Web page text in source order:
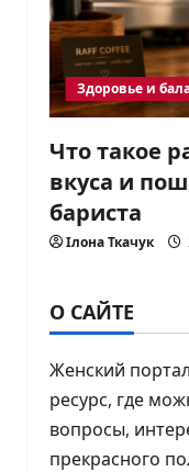
Здоровье и
Что такое
вкуса и
бариста
Ілона Ткачук
О САЙТЕ
Женский портал
ресурс, где
вопросы,
прекрасного